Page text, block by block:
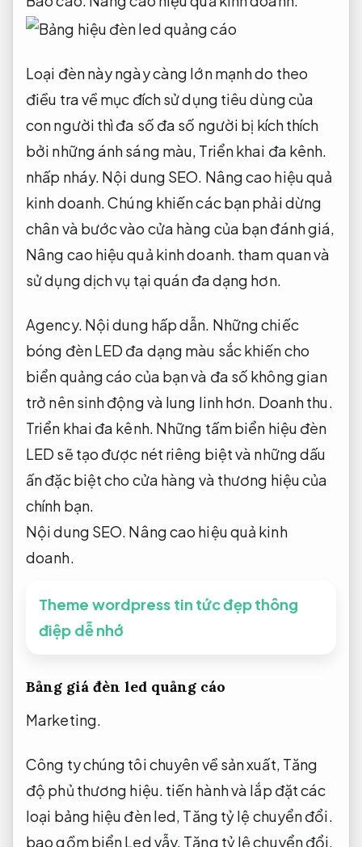
Loại đèn này ngày càng lớn mạnh do theo
điều tra về mục đích sử dụng tiêu dùng của
con người thì đa số đa số người bị kích thích
bởi những ánh sáng màu, Triển khai đa kênh.
nhấp nháy. Nội dung SEO. Nâng cao hiệu quả
kinh doanh.Chúng khiến các bạn phải dừng
chân và bước vào cửa hàng của bạn đánh giá,
Nâng cao hiệu quả kinh doanh. tham quan và
sử dụng dịch vụ tại quán đa dạng hơn.
Agency. Nội dung hấp dẫn. Những chiếc
bóng đèn LED đa dạng màu sắc khiến cho
biển quảng cáo của bạn và đa số không gian
trở nên sinh động và lung linh hơn. Doanh thu.
Triển khai đa kênh. Những tấm biển hiệu đèn
LED sẽ tạo được nét riêng biệt và những dấu
ấn đặc biệt cho cửa hàng và thương hiệu của
chính bạn.
Nội dung SEO. Nâng cao hiệu quả kinh
doanh.
Theme wordpress tin tức đẹp thông
điệp dễ nhớ
Bảng giá đèn led quảng cáo
Marketing.
Công ty chúng tôi chuyên về sản xuất, Tăng
độ phủ thương hiệu. tiến hành và lắp đặt các
loại bảng hiệu đèn led, Tăng tỷ lệ chuyển đổi.
bao gồm biển Led vẫy, Tăng tỷ lệ chuyển đổi.